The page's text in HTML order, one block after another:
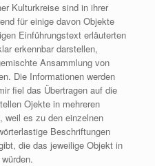
Kulturkreise sind in ihrer
für einige davon Objekte
Einführungstext erläuterten
erkennbar darstellen,
Ansammlung von
Die Informationen werden
fiel das Übertragen auf die
Ojekte in mehreren
weil es zu den einzelnen
Beschriftungen
die das jeweilige Objekt in